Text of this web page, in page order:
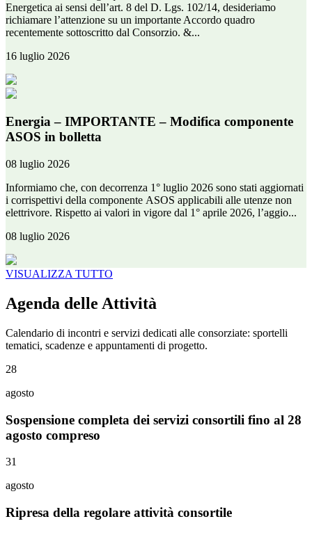
Energetica ai sensi dell’art. 8 del D. Lgs. 102/14, desideriamo
richiamare l’attenzione su un importante Accordo quadro
recentemente sottoscritto dal Consorzio. &...
16 luglio 2026
Energia – IMPORTANTE – Modifica componente
ASOS in bolletta
08 luglio 2026
Informiamo che, con decorrenza 1° luglio 2026 sono stati aggiornati
i corrispettivi della componente ASOS applicabili alle utenze non
elettrivore. Rispetto ai valori in vigore dal 1° aprile 2026, l’aggio...
08 luglio 2026
VISUALIZZA TUTTO
Agenda delle Attività
Calendario di incontri e servizi dedicati alle consorziate: sportelli
tematici, scadenze e appuntamenti di progetto.
28
agosto
Sospensione completa dei servizi consortili fino al 28
agosto compreso
31
agosto
Ripresa della regolare attività consortile